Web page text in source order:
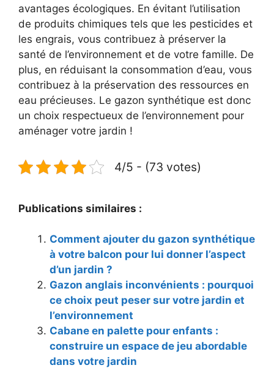
avantages écologiques. En évitant l’utilisation
de produits chimiques tels que les pesticides et
les engrais, vous contribuez à préserver la
santé de l’environnement et de votre famille. De
plus, en réduisant la consommation d’eau, vous
contribuez à la préservation des ressources en
eau précieuses. Le gazon synthétique est donc
un choix respectueux de l’environnement pour
aménager votre jardin !
4/5 - (73 votes)
Publications similaires :
Comment ajouter du gazon synthétique
à votre balcon pour lui donner l’aspect
d’un jardin ?
Gazon anglais inconvénients : pourquoi
ce choix peut peser sur votre jardin et
l’environnement
Cabane en palette pour enfants :
construire un espace de jeu abordable
dans votre jardin